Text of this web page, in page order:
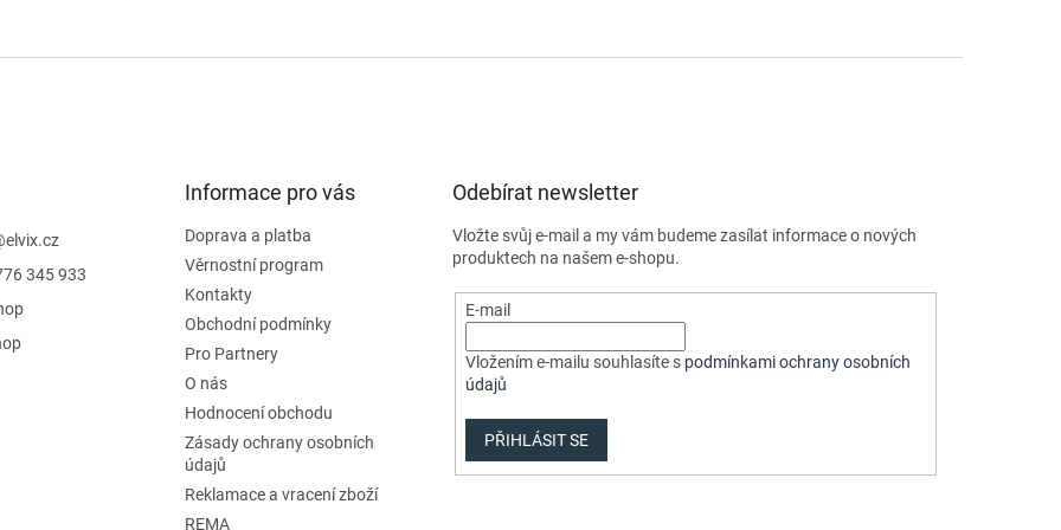
elvix.cz
345 933
Informace pro vás
Doprava a platba
Věrnostní program
Kontakty
Obchodní podmínky
Pro Partnery
O nás
Hodnocení obchodu
Zásady ochrany osobních
údajů
Reklamace a vracení zboží
REMA
Odebírat newsletter
Vložte svůj e-mail a my vám budeme zasílat informace o nových
produktech na našem e-shopu.
E-mail
Vložením e-mailu souhlasíte s podmínkami ochrany osobních
údajů
PŘIHLÁSIT SE